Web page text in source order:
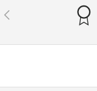
Anterior